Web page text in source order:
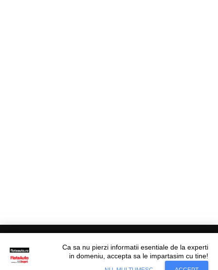
© Flote Auto. Toate drepturile rezervate.
Situl nostru utilizeaza cookies. Ce inseamna
Accept
Ca sa nu pierzi informatii esentiale de la experti
in domeniu, accepta sa le impartasim cu tine!